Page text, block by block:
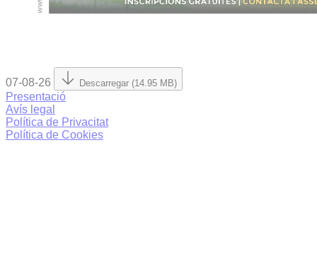
07-08-26 Descarregar (14.95 MB)
Presentació
Avís legal
Política de Privacitat
Política de Cookies